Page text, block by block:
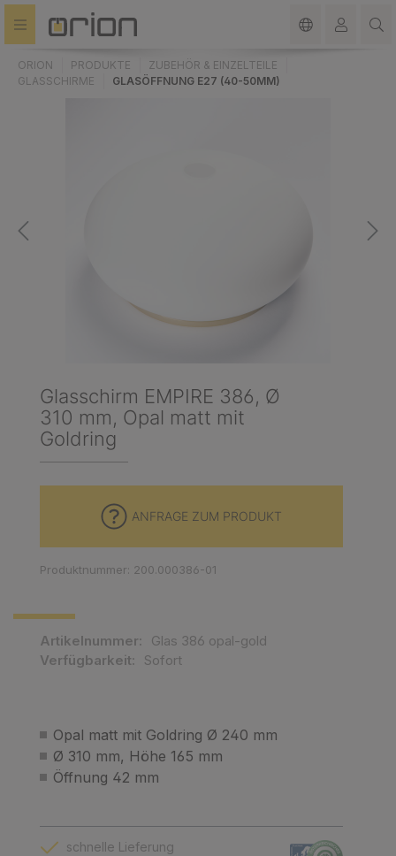
springen
ORION PRODUKTE
ZUBEHÖR & EINZELTEILE
GLASSCHIRME
GLASÖFFNUNG E27 (40-50MM)
Glasschirm EMPIRE 386, Ø
310 mm, Opal matt mit
Goldring
Opal matt mit Goldring Ø 240 mm
Ø 310 mm, Höhe 165 mm
Öffnung 42 mm
Artikelnummer:
Glas 386 opal-gold
Verfügbarkeit:
Sofort
ANFRAGE ZUM PRODUKT
Produktnummer: 200.000386-01
schnelle Lieferung